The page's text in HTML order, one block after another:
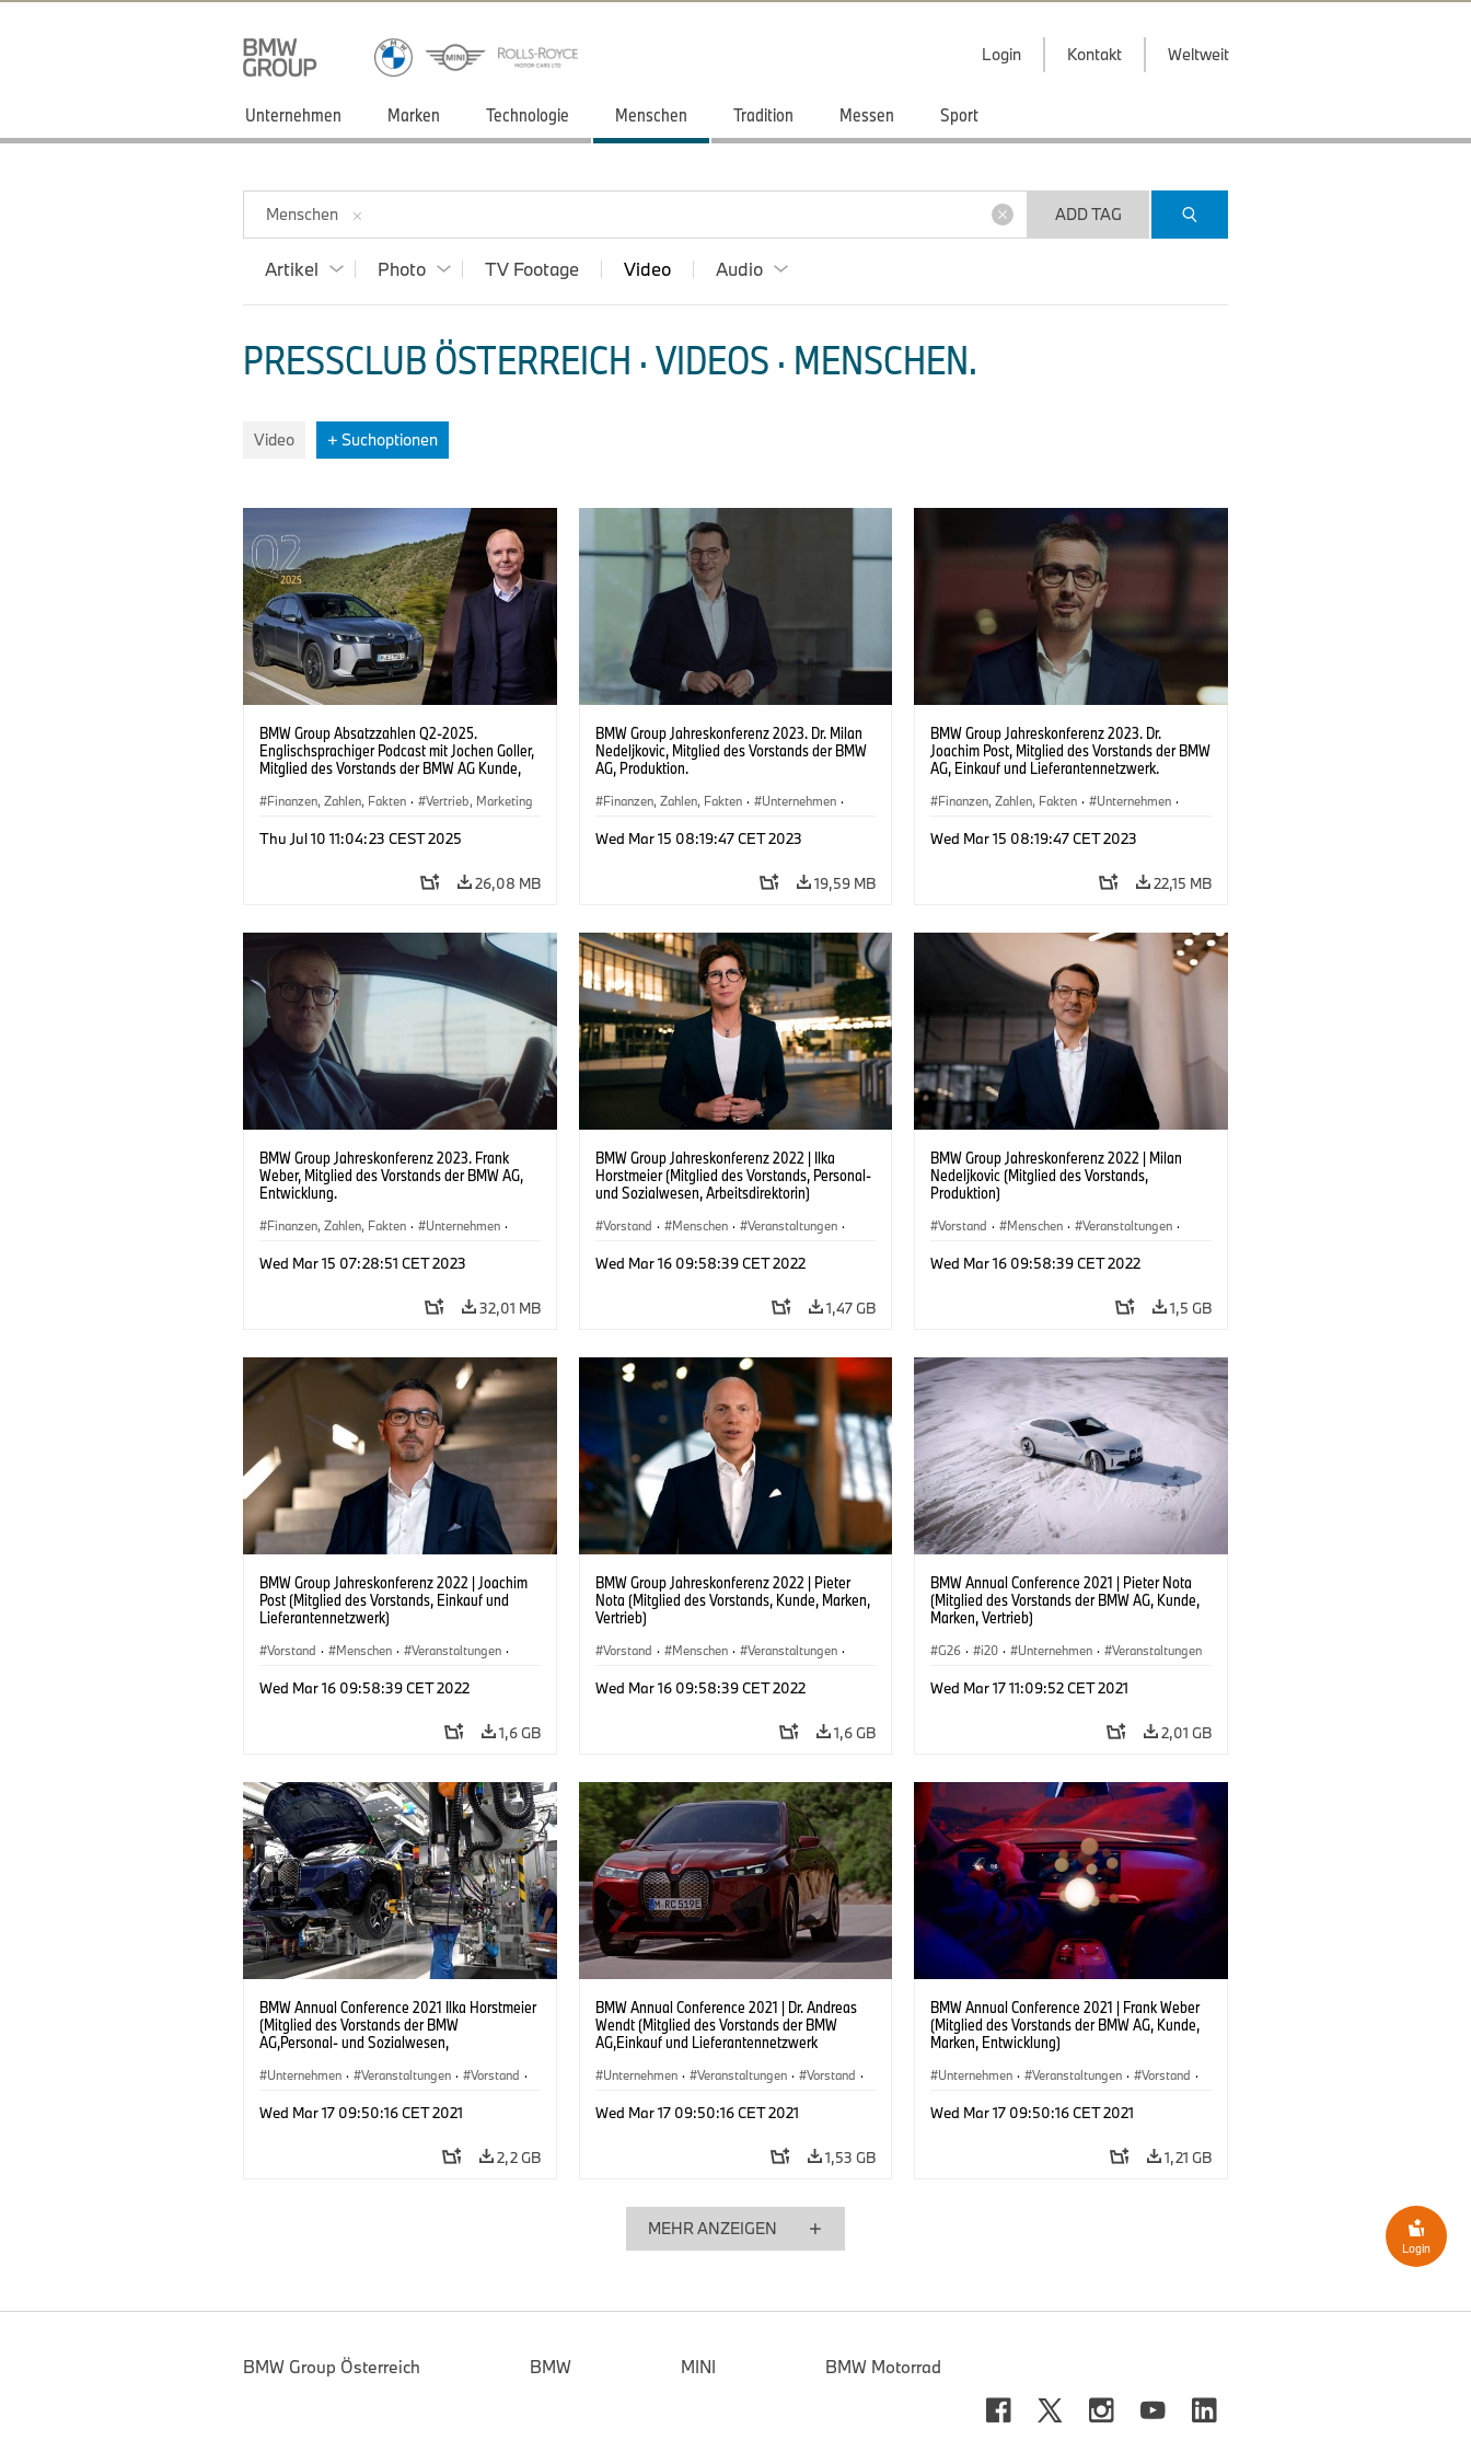
Login Kontakt Weltweit
Unternehmen Marken Technologie Menschen Tradition Messen Sport
Menschen ADD TAG
Artikel Photo TV Footage Video Audio
PRESSCLUB ÖSTERREICH · VIDEOS · MENSCHEN.
Video + Suchoptionen
BMW Group Absatzzahlen Q2-2025.
Englischsprachiger Podcast mit Jochen Goller,
Mitglied des Vorstands der BMW AG Kunde,
Finanzen, Zahlen, Fakten ·
Vertrieb, Marketing
Thu Jul 10 11:04:23 CEST 2025
26,08 MB
BMW Group Jahreskonferenz 2023. Dr. Milan
Nedeljkovic, Mitglied des Vorstands der BMW
AG, Produktion.
Finanzen, Zahlen, Fakten · Unternehmen ·
Wed Mar 15 08:19:47 CET 2023
19,59 MB
BMW Group Jahreskonferenz 2023. Dr.
Joachim Post, Mitglied des Vorstands der BMW
AG, Einkauf und Lieferantennetzwerk.
Finanzen, Zahlen, Fakten · Unternehmen ·
Wed Mar 15 08:19:47 CET 2023
22,15 MB
BMW Group Jahreskonferenz 2023. Frank
Weber, Mitglied des Vorstands der BMW AG,
Entwicklung.
Finanzen, Zahlen, Fakten · Unternehmen ·
Wed Mar 15 07:28:51 CET 2023
32,01 MB
BMW Group Jahreskonferenz 2022 | Ilka
Horstmeier (Mitglied des Vorstands, Personal-
und Sozialwesen, Arbeitsdirektorin)
Vorstand · Menschen · Veranstaltungen ·
Wed Mar 16 09:58:39 CET 2022
1,47 GB
BMW Group Jahreskonferenz 2022 | Milan
Nedeljkovic (Mitglied des Vorstands,
Produktion)
Vorstand · Menschen · Veranstaltungen ·
Wed Mar 16 09:58:39 CET 2022
1,5 GB
BMW Group Jahreskonferenz 2022 | Joachim
Post (Mitglied des Vorstands, Einkauf und
Lieferantennetzwerk)
Vorstand · Menschen · Veranstaltungen ·
Wed Mar 16 09:58:39 CET 2022
1,6 GB
BMW Group Jahreskonferenz 2022 | Pieter
Nota (Mitglied des Vorstands, Kunde, Marken,
Vertrieb)
Vorstand · Menschen · Veranstaltungen ·
Wed Mar 16 09:58:39 CET 2022
1,6 GB
BMW Annual Conference 2021 | Pieter Nota
(Mitglied des Vorstands der BMW AG, Kunde,
Marken, Vertrieb)
G26 · i20 · Unternehmen ·
Veranstaltungen
Wed Mar 17 11:09:52 CET 2021
2,01 GB
BMW Annual Conference 2021 Ilka Horstmeier
(Mitglied des Vorstands der BMW
AG,Personal- und Sozialwesen,
2021 Dr Milan Nedeljkovic (Mitglied des
Unternehmen · Veranstaltungen · Vorstand ·
Wed Mar 17 09:50:16 CET 2021
2,2 GB
BMW Annual Conference 2021 | Dr. Andreas
Wendt (Mitglied des Vorstands der BMW
AG,Einkauf und Lieferantennetzwerk
Unternehmen · Veranstaltungen · Vorstand ·
Wed Mar 17 09:50:16 CET 2021
1,53 GB
BMW Annual Conference 2021 | Frank Weber
(Mitglied des Vorstands der BMW AG, Kunde,
Marken, Entwicklung)
Unternehmen · Veranstaltungen · Vorstand ·
Wed Mar 17 09:50:16 CET 2021
1,21 GB
MEHR ANZEIGEN
BMW Group Österreich BMW MINI BMW Motorrad
Login